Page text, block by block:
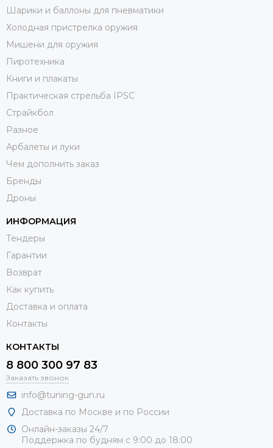
Шарики и баллоны для пневматики
Холодная пристрелка оружия
Мишени для оружия
Пиротехника
Книги и плакаты
Практическая стрельба IPSC
Страйкбол
Разное
Арбалеты и луки
Чем дополнить заказ
Бренды
Дроны
ИНФОРМАЦИЯ
Тендеры
Гарантии
Возврат
Как купить
Доставка и оплата
Контакты
КОНТАКТЫ
8 800 300 97 83
Заказать звонок
info@tuning-gun.ru
Доставка по Москве и по России
Онлайн-заказы 24/7
Поддержка по будням с 9:00 до 18:00